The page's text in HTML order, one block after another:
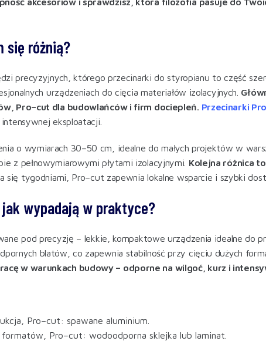
się różnią?
precyzyjnych, którego przecinarki do styropianu to część
urządzeniach do cięcia materiałów izolacyjnych.
Pro–cut dla budowlańców i firm dociepleń. Przecinarki
eksploatacji.
o wymiarach 30–50 cm, idealne do małych projektów w
z pełnowymiarowymi płytami izolacyjnymi. Kolejna różnica
się tygodniami, Pro–cut zapewnia lokalne wsparcie i szybki
wypadają w praktyce?
pod precyzję – lekkie, kompaktowe urządzenia idealne do
blatów, co zapewnia stabilność przy cięciu dużych
w warunkach budowy – odporne na wilgoć, kurz i
Pro–cut: spawane aluminium.
Pro–cut: wodoodporna sklejka lub laminat.